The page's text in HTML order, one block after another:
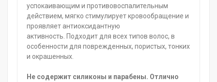
успокаивающим и противовоспалительным
действием, мягко стимулирует кровообращение и
проявляет антиоксидантную
активность. Подходит для всех типов волос, в
особенности для поврежденных, пористых, тонких
и окрашенных.
Не содержит силиконы и парабены. Отлично